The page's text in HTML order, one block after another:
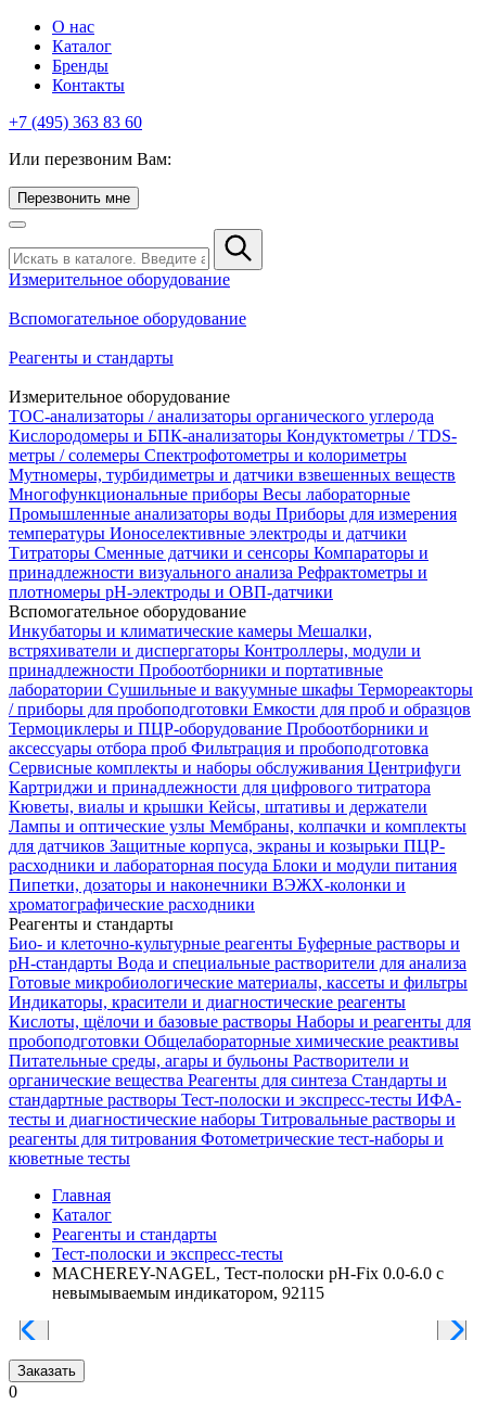
О нас
Каталог
Бренды
Контакты
+7 (495) 363 83 60
Или перезвоним Вам:
Перезвонить мне
Измерительное оборудование
Вспомогательное оборудование
Реагенты и стандарты
Измерительное оборудование
TOC-анализаторы / анализаторы органического углерода
Кислородомеры и БПК-анализаторы Кондуктометры / TDS-
метры / солемеры Спектрофотометры и колориметры
Мутномеры, турбидиметры и датчики взвешенных веществ
Многофункциональные приборы Весы лабораторные
Промышленные анализаторы воды Приборы для измерения
температуры Ионоселективные электроды и датчики
Титраторы Сменные датчики и сенсоры Компараторы и
принадлежности визуального анализа Рефрактометры и
плотномеры pH-электроды и ОВП-датчики
Вспомогательное оборудование
Инкубаторы и климатические камеры Мешалки,
встряхиватели и диспергаторы Контроллеры, модули и
принадлежности Пробоотборники и портативные
лаборатории Сушильные и вакуумные шкафы Термореакторы
/ приборы для пробоподготовки Емкости для проб и образцов
Термоциклеры и ПЦР-оборудование Пробоотборники и
аксессуары отбора проб Фильтрация и пробоподготовка
Сервисные комплекты и наборы обслуживания Центрифуги
Картриджи и принадлежности для цифрового титратора
Кюветы, виалы и крышки Кейсы, штативы и держатели
Лампы и оптические узлы Мембраны, колпачки и комплекты
для датчиков Защитные корпуса, экраны и козырьки ПЦР-
расходники и лабораторная посуда Блоки и модули питания
Пипетки, дозаторы и наконечники ВЭЖХ-колонки и
хроматографические расходники
Реагенты и стандарты
Био- и клеточно-культурные реагенты Буферные растворы и
pH-стандарты Вода и специальные растворители для анализа
Готовые микробиологические материалы, кассеты и фильтры
Индикаторы, красители и диагностические реагенты
Кислоты, щёлочи и базовые растворы Наборы и реагенты для
пробоподготовки Общелабораторные химические реактивы
Питательные среды, агары и бульоны Растворители и
органические вещества Реагенты для синтеза Стандарты и
стандартные растворы Тест-полоски и экспресс-тесты ИФА-
тесты и диагностические наборы Титровальные растворы и
реагенты для титрования Фотометрические тест-наборы и
кюветные тесты
Главная
Каталог
Реагенты и стандарты
Тест-полоски и экспресс-тесты
MACHEREY-NAGEL, Тест-полоски pH-Fix 0.0-6.0 с
невымываемым индикатором, 92115
Заказать
0